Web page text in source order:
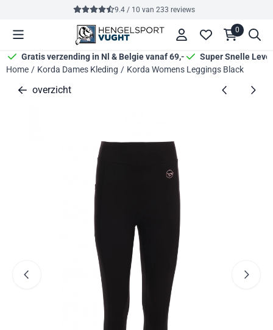
Cookievoorkeuren zijn momenteel gesloten.
9.4 / 10 van 233 reviews
0
Gratis verzending in Nl & Belgie vanaf 69,-
Super Snelle
Home / Korda Dames Kleding / Korda Womens Leggings Black
overzicht